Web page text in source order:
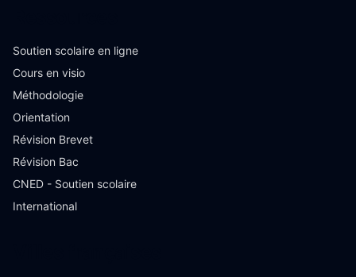
Soutien scolaire en ligne
Cours en visio
Méthodologie
Orientation
Révision Brevet
Révision Bac
CNED - Soutien scolaire
International